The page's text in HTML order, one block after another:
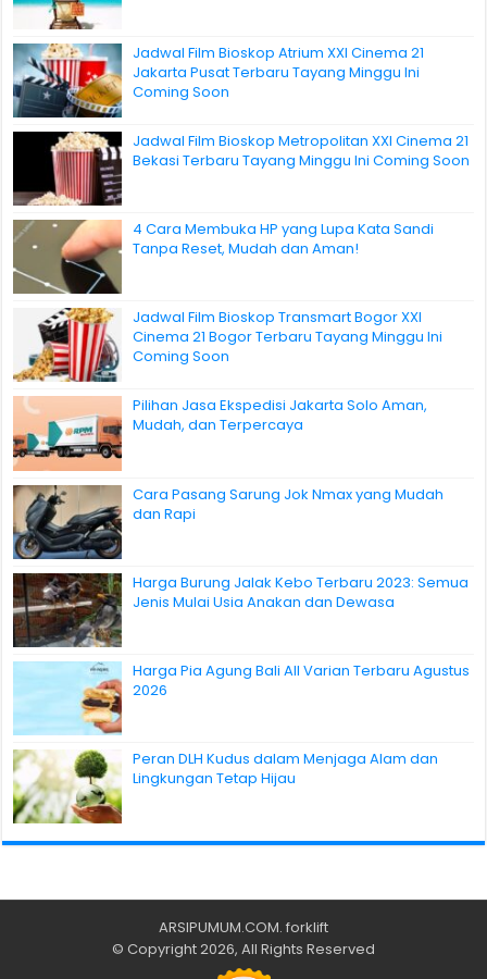
Jadwal Film Bioskop Atrium XXI Cinema 21
Jakarta Pusat Terbaru Tayang Minggu Ini
Coming Soon
Jadwal Film Bioskop Metropolitan XXI Cinema 21
Bekasi Terbaru Tayang Minggu Ini Coming Soon
4 Cara Membuka HP yang Lupa Kata Sandi
Tanpa Reset, Mudah dan Aman!
Jadwal Film Bioskop Transmart Bogor XXI
Cinema 21 Bogor Terbaru Tayang Minggu Ini
Coming Soon
Pilihan Jasa Ekspedisi Jakarta Solo Aman,
Mudah, dan Terpercaya
Cara Pasang Sarung Jok Nmax yang Mudah
dan Rapi
Harga Burung Jalak Kebo Terbaru 2023: Semua
Jenis Mulai Usia Anakan dan Dewasa
Harga Pia Agung Bali All Varian Terbaru Agustus
2026
Peran DLH Kudus dalam Menjaga Alam dan
Lingkungan Tetap Hijau
ARSIPUMUM.COM. forklift
© Copyright 2026, All Rights Reserved